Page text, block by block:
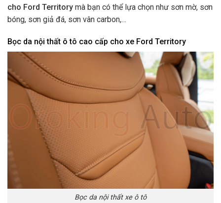
cho Ford Territory mà bạn có thể lựa chọn như sơn mờ, sơn
bóng, sơn giả đá, sơn vân carbon,…
Bọc da nội thất ô tô cao cấp cho xe Ford Territory
Bọc da nội thất xe ô tô